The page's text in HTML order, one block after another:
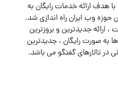
پرشین اسکریپت در سال ۱۳۸۶ با هدف ارائه خدمات رایگان به
حوزه وب ایران راه اندازی شد.
ارائه جدیدترین و بروزترین
به صورت رایگان ، جدیدترین
در تالارهای گفتگو می باشد.